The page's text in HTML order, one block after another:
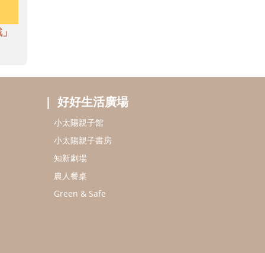
好好生活廣場
小太陽親子館
小太陽親子書房
知新劇場
農人餐桌
Green & Safe